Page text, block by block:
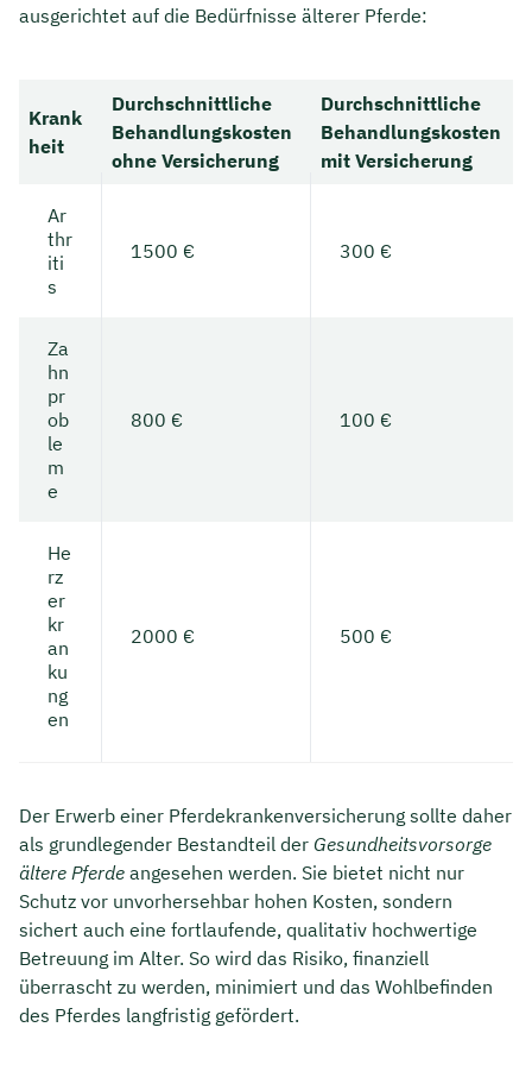
ausgerichtet auf die Bedürfnisse älterer Pferde:
Krank
heit
Durchschnittliche
Behandlungskosten
ohne Versicherung
Durchschnittliche
Behandlungskosten
mit Versicherung
Ar
thr
iti
s
1500 € 300 €
Za
hn
pr
ob
le
m
e
800 € 100 €
He
rz
er
kr
an
ku
ng
en
2000 € 500 €
Der Erwerb einer Pferdekrankenversicherung sollte daher
als grundlegender Bestandteil der Gesundheitsvorsorge
ältere Pferde angesehen werden. Sie bietet nicht nur
Schutz vor unvorhersehbar hohen Kosten, sondern
sichert auch eine fortlaufende, qualitativ hochwertige
Betreuung im Alter. So wird das Risiko, finanziell
überrascht zu werden, minimiert und das Wohlbefinden
des Pferdes langfristig gefördert.